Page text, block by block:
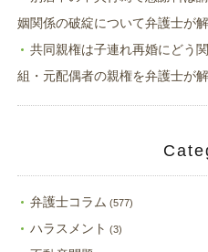
姻関係の破綻について弁護士が
共同親権は子連れ再婚にどう
組・元配偶者の親権を弁護士が
弁護士コラム (577)
ハラスメント (3)